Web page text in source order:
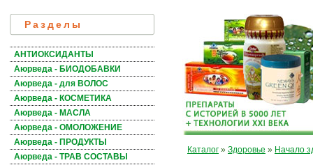
Разделы
АНТИОКСИДАНТЫ
Аюрведа - БИОДОБАВКИ
Аюрведа - для ВОЛОС
Аюрведа - КОСМЕТИКА
Аюрведа - МАСЛА
Аюрведа - ОМОЛОЖЕНИЕ
Аюрведа - ПРОДУКТЫ
Аюрведа - ТРАВ СОСТАВЫ
Каталог » Здоровье » Начало